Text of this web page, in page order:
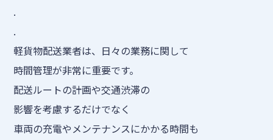
.
.
軽貨物配送業者は、日々の業務に関して
時間管理が非常に重要です。
配送ルートの計画や交通渋滞の
影響を考慮するだけでなく
車両の充電やメンテナンスにかかる時間も